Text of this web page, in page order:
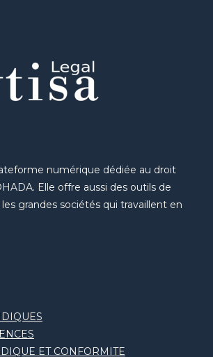
numérique dédiée au droit
Elle offre aussi des outils de
grandes sociétés qui travaillent en
ET CONFORMITE